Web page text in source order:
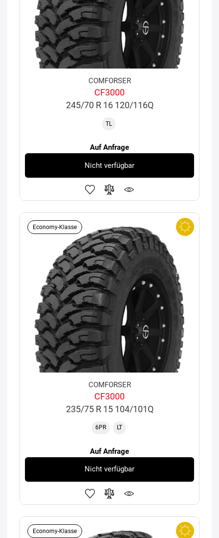
COMFORSER
CF3000
245/70 R 16 120/116Q
TL
Auf Anfrage
Nicht verfügbar
Economy-Klasse
COMFORSER
CF3000
235/75 R 15 104/101Q
6PR LT
Auf Anfrage
Nicht verfügbar
Economy-Klasse